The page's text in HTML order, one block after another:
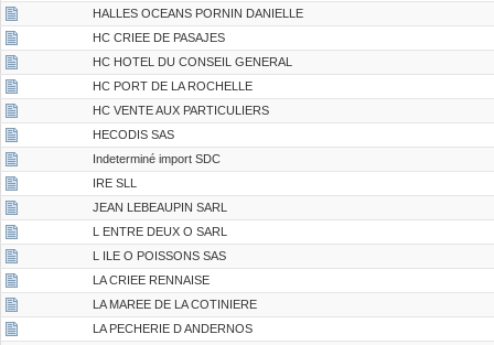
HALLES OCEANS PORNIN DANIELLE
HC CRIEE DE PASAJES
HC HOTEL DU CONSEIL GENERAL
HC PORT DE LA ROCHELLE
HC VENTE AUX PARTICULIERS
HECODIS SAS
Indeterminé import SDC
IRE SLL
JEAN LEBEAUPIN SARL
L ENTRE DEUX O SARL
L ILE O POISSONS SAS
LA CRIEE RENNAISE
LA MAREE DE LA COTINIERE
LA PECHERIE D ANDERNOS